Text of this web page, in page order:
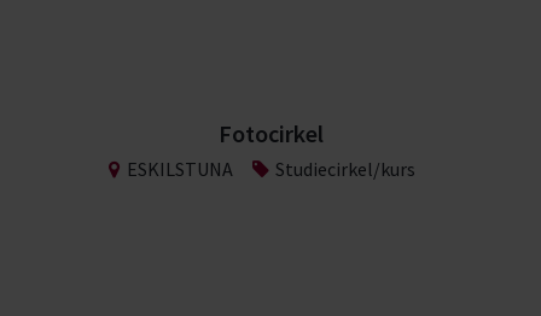
Fotocirkel
ESKILSTUNA Studiecirkel/kurs